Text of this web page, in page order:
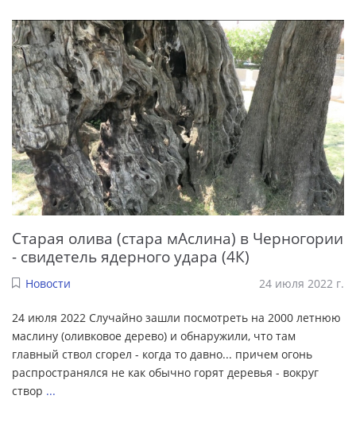
Старая олива (стара мАслина) в Черногории
- свидетель ядерного удара (4К)
Новости 24 июля 2022 г.
24 июля 2022 Случайно зашли посмотреть на 2000 летнюю
маслину (оливковое дерево) и обнаружили, что там
главный ствол сгорел - когда то давно... причем огонь
распространялся не как обычно горят деревья - вокруг
створ ...